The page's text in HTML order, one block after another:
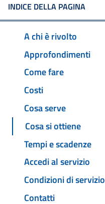
INDICE DELLA PAGINA
A chi è rivolto
Approfondimenti
Come fare
Costi
Cosa serve
Cosa si ottiene
Tempi e scadenze
Accedi al servizio
Condizioni di servizio
Contatti